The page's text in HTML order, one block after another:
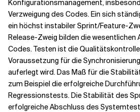
Konfigurationsmanagement,
Verzweigung des Codes. Ein sich
ein höchst instabiler Sprint/Feature-
Release-Zweig bilden die wesentlichen
Codes. Testen ist die
Voraussetzung für die
auferlegt wird. Das Maß für die
zum Beispiel die erfolgreiche
Regressionstests. Die Stabilität des
erfolgreiche Abschluss des